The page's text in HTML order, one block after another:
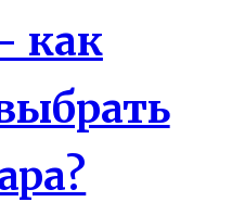
как